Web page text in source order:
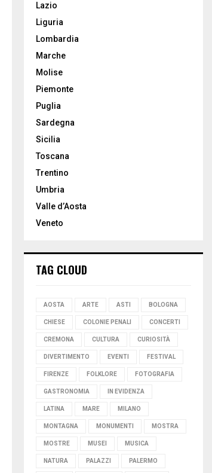
Lazio
Liguria
Lombardia
Marche
Molise
Piemonte
Puglia
Sardegna
Sicilia
Toscana
Trentino
Umbria
Valle d’Aosta
Veneto
TAG CLOUD
AOSTA ARTE ASTI BOLOGNA
CHIESE COLONIE PENALI CONCERTI
CREMONA CULTURA CURIOSITÀ
DIVERTIMENTO EVENTI FESTIVAL
FIRENZE FOLKLORE FOTOGRAFIA
GASTRONOMIA IN EVIDENZA
LATINA MARE MILANO
MONTAGNA MONUMENTI MOSTRA
MOSTRE MUSEI MUSICA
NATURA PALAZZI PALERMO